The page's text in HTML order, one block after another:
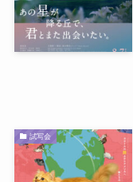
試写会